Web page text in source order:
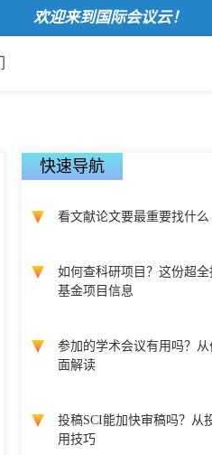
欢迎来到国际会议云！
快速导航
看文献论文要最重要找什么
如何查科研项目？这份超
基金项目信息
参加的学术会议有用吗？
面解读
投稿SCI能加快审稿吗？从
用技巧